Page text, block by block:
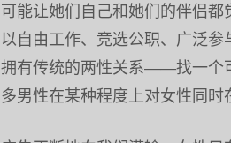
可能让她们自己和她们的伴侣
以自由工作、竞选公职、广泛
拥有传统的两性关系——找一个
多男性在某种程度上对女性同时